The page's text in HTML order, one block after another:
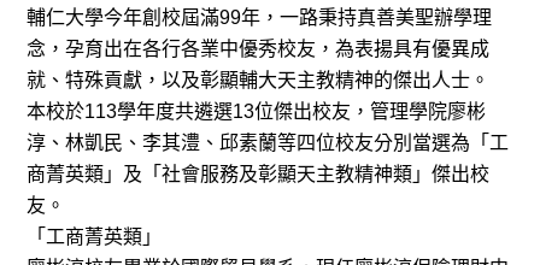
輔仁大學今年創校屆滿99年，一路秉持真善美聖辦學理
念，孕育出在各行各業中優秀校友，為表揚具有優異成
就、特殊貢獻，以及彰顯輔大天主教精神的傑出人士。
本校於113學年度共遴選13位傑出校友，管理學院廖彬
淳、林凱民、李其澧、邱素蘭等四位校友分別當選為「工
商菁英類」及「社會服務及彰顯天主教精神類」傑出校
友。
「工商菁英類」